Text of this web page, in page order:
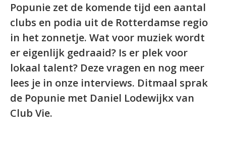
Popunie zet de komende tijd een aantal
clubs en podia uit de Rotterdamse regio
in het zonnetje. Wat voor muziek wordt
er eigenlijk gedraaid? Is er plek voor
lokaal talent? Deze vragen en nog meer
lees je in onze interviews. Ditmaal sprak
de Popunie met Daniel Lodewijkx van
Club Vie.